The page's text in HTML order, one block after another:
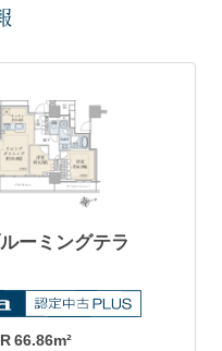
ーミングテラ
66.86m²